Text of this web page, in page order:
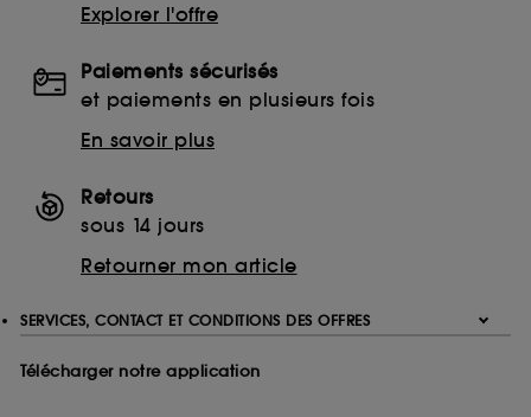
Explorer l'offre
Paiements sécurisés
et paiements en plusieurs fois
En savoir plus
Retours
sous 14 jours
Retourner mon article
SERVICES, CONTACT ET CONDITIONS DES OFFRES
Télécharger notre application